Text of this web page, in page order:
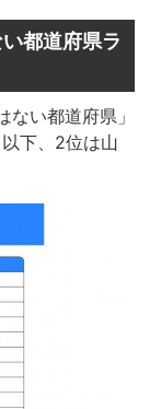
都道府県ラ
い都道府県」
下、2位は山